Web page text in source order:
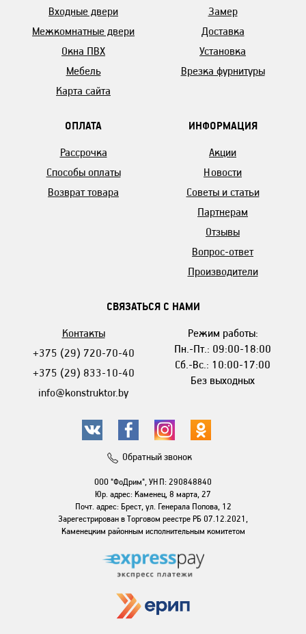
Входные двери
Межкомнатные двери
Окна ПВХ
Мебель
Карта сайта
Замер
Доставка
Установка
Врезка фурнитуры
ОПЛАТА
Рассрочка
Способы оплаты
Возврат товара
ИНФОРМАЦИЯ
Акции
Новости
Советы и статьи
Партнерам
Отзывы
Вопрос-ответ
Производители
СВЯЗАТЬСЯ С НАМИ
Контакты
+375 (29) 720-70-40
+375 (29) 833-10-40
info@konstruktor.by
Режим работы:
Пн.-Пт.: 09:00-18:00
Сб.-Вс.: 10:00-17:00
Без выходных
Обратный звонок
ООО "ФоДрим", УНП: 290848840
Юр. адрес: Каменец, 8 марта, 27
Почт. адрес: Брест, ул. Генерала Попова, 12
Зарегестрирован в Торговом реестре РБ 07.12.2021,
Каменецким районным исполнительным комитетом